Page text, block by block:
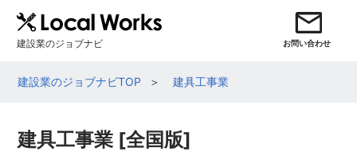
建設業のジョブナビ お問い合わせ
建設業のジョブナビTOP 建具工事業
建具工事業 [全国版]